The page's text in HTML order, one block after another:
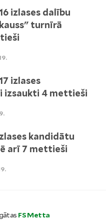
izlases dalību
turnīrā
izlases
izsaukti 4 mettieši
kandidātu
arī 7 mettieši
FS Metta